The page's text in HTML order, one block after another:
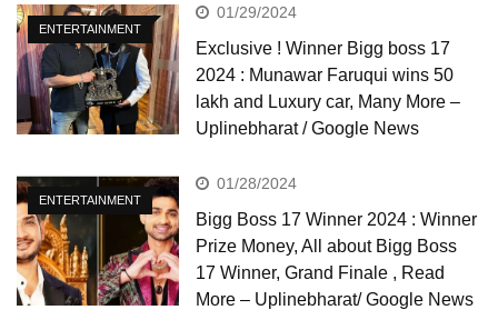
ENTERTAINMENT
01/29/2024
Exclusive ! Winner Bigg boss 17
2024 : Munawar Faruqui wins 50
lakh and Luxury car, Many More –
Uplinebharat / Google News
ENTERTAINMENT
01/28/2024
Bigg Boss 17 Winner 2024 : Winner
Prize Money, All about Bigg Boss
17 Winner, Grand Finale , Read
More – Uplinebharat/ Google News